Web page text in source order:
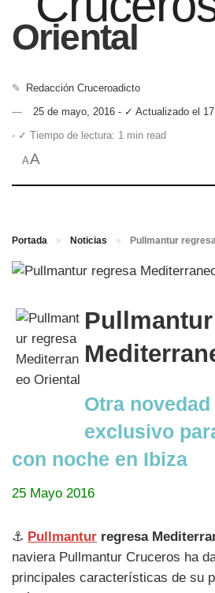
Oriental
✎
Redacción Cruceroadicto
25 de mayo, 2016 - ✓ Actualizado el
- ✓ Tiempo de lectura: 1 min read
AA
Portada » Noticias » Pullmantur
Otra
exclusivo
con noche en Ibiza
25 Mayo 2016
⚓ Pullmantur regresa
naviera Pullmantur Cruceros ha
principales características de su